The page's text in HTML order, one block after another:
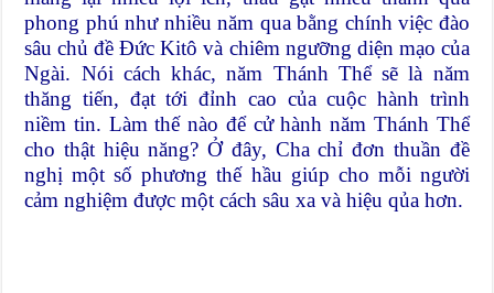
phong phú như nhiều năm qua bằng chính việc đào
sâu chủ đề Đức Kitô và chiêm ngưỡng diện mạo của
Ngài. Nói cách khác, năm Thánh Thể sẽ là năm
thăng tiến, đạt tới đỉnh cao của cuộc hành trình
niềm tin. Làm thế nào để cử hành năm Thánh Thể
cho thật hiệu năng? Ở đây, Cha chỉ đơn thuần đề
nghị một số phương thế hầu giúp cho mỗi người
cảm nghiệm được một cách sâu xa và hiệu qủa hơn.